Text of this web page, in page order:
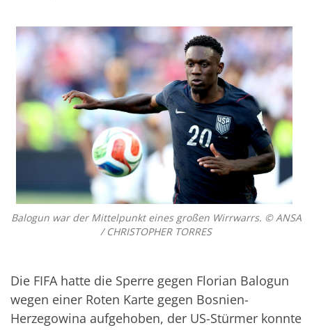
Balogun war der Mittelpunkt eines großen Wirrwarrs. © ANSA
/ CHRISTOPHER TORRES
Die FIFA hatte die Sperre gegen Florian Balogun
wegen einer Roten Karte gegen Bosnien-
Herzegowina aufgehoben, der US-Stürmer konnte